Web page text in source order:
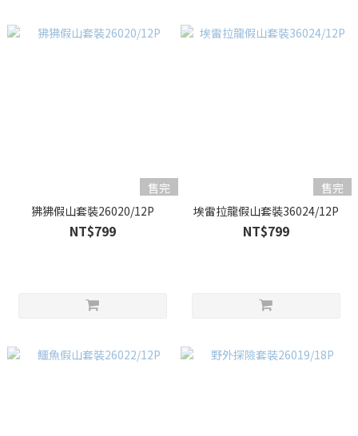
售完
狒狒假山套裝26020/12P
NT$799
售完
埃雷拉龍假山套裝36024/12P
NT$799